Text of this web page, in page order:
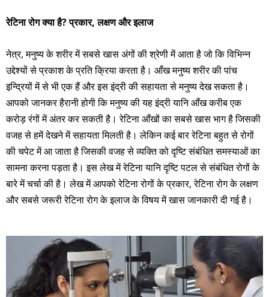
रेटिना रोग क्या है? प्रकार, लक्षण और इलाज
नेत्र, मनुष्य के शरीर में सबसे खास अंगों की श्रेणी में आता है जो कि विभिन्न
उद्देश्यों से प्रकाश के प्रति क्रिया करता है। आँख मनुष्य शरीर की पांच
इन्द्रियों में से भी एक हैं और इस इंद्री की सहायता से मनुष्य देख सकता है।
आपको जानकर हैरानी होगी कि मनुष्य की यह इंद्री यानि आँख करीब एक
करोड़ रंगों में अंतर कर सकती है। रेटिना आँखों का सबसे खास भाग है जिसकी
वजह से हमें देखने में सहायता मिलती है। लेकिन कई बार रेटिना बहुत से रोगों
की चपेट में आ जाता है जिसकी वजह से व्यक्ति को दृष्टि संबंधित समस्याओं का
सामना करना पड़ता है। इस लेख में रेटिना यानि दृष्टि पटल से संबंधित रोगों के
बारे में चर्चा की है। लेख में आपको रेटिना रोगों के प्रकार, रेटिना रोग के लक्षण
और सबसे जरूरी रेटिना रोग के इलाज के विषय में खास जानकारी दी गई है।